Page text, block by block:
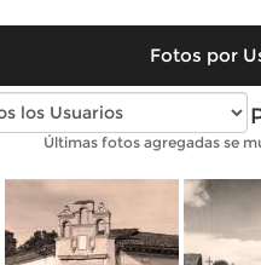
Fotos por
Fotos antiguas de
Últimas fotos agregadas se